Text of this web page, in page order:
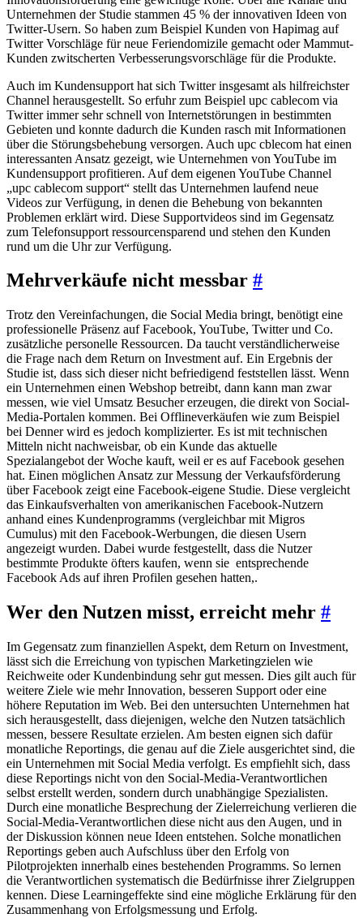
Unternehmen der Studie stammen 45 % der innovativen Ideen von
Twitter-Usern. So haben zum Beispiel Kunden von Hapimag auf
Twitter Vorschläge für neue Feriendomizile gemacht oder Mammut-
Kunden zwitscherten Verbesserungsvorschläge für die Produkte.
Auch im Kundensupport hat sich Twitter insgesamt als hilfreichster
Channel herausgestellt. So erfuhr zum Beispiel upc cablecom via
Twitter immer sehr schnell von Internetstörungen in bestimmten
Gebieten und konnte dadurch die Kunden rasch mit Informationen
über die Störungsbehebung versorgen. Auch upc cblecom hat einen
interessanten Ansatz gezeigt, wie Unternehmen von YouTube im
Kundensupport profitieren. Auf dem eigenen YouTube Channel
„upc cablecom support“ stellt das Unternehmen laufend neue
Videos zur Verfügung, in denen die Behebung von bekannten
Problemen erklärt wird. Diese Supportvideos sind im Gegensatz
zum Telefonsupport ressourcensparend und stehen den Kunden
rund um die Uhr zur Verfügung.
Mehrverkäufe nicht messbar #
Trotz den Vereinfachungen, die Social Media bringt, benötigt eine
professionelle Präsenz auf Facebook, YouTube, Twitter und Co.
zusätzliche personelle Ressourcen. Da taucht verständlicherweise
die Frage nach dem Return on Investment auf. Ein Ergebnis der
Studie ist, dass sich dieser nicht befriedigend feststellen lässt. Wenn
ein Unternehmen einen Webshop betreibt, dann kann man zwar
messen, wie viel Umsatz Besucher erzeugen, die direkt von Social-
Media-Portalen kommen. Bei Offlineverkäufen wie zum Beispiel
bei Denner wird es jedoch komplizierter. Es ist mit technischen
Mitteln nicht nachweisbar, ob ein Kunde das aktuelle
Spezialangebot der Woche kauft, weil er es auf Facebook gesehen
hat. Einen möglichen Ansatz zur Messung der Verkaufsförderung
über Facebook zeigt eine Facebook-eigene Studie. Diese vergleicht
das Einkaufsverhalten von amerikanischen Facebook-Nutzern
anhand eines Kundenprogramms (vergleichbar mit Migros
Cumulus) mit den Facebook-Werbungen, die diesen Usern
angezeigt wurden. Dabei wurde festgestellt, dass die Nutzer
bestimmte Produkte öfters kaufen, wenn sie entsprechende
Facebook Ads auf ihren Profilen gesehen hatten,.
Wer den Nutzen misst, erreicht mehr #
Im Gegensatz zum finanziellen Aspekt, dem Return on Investment,
lässt sich die Erreichung von typischen Marketingzielen wie
Reichweite oder Kundenbindung sehr gut messen. Dies gilt auch für
weitere Ziele wie mehr Innovation, besseren Support oder eine
höhere Reputation im Web. Bei den untersuchten Unternehmen hat
sich herausgestellt, dass diejenigen, welche den Nutzen tatsächlich
messen, bessere Resultate erzielen. Am besten eignen sich dafür
monatliche Reportings, die genau auf die Ziele ausgerichtet sind, die
ein Unternehmen mit Social Media verfolgt. Es empfiehlt sich, dass
diese Reportings nicht von den Social-Media-Verantwortlichen
selbst erstellt werden, sondern durch unabhängige Spezialisten.
Durch eine monatliche Besprechung der Zielerreichung verlieren die
Social-Media-Verantwortlichen diese nicht aus den Augen, und in
der Diskussion können neue Ideen entstehen. Solche monatlichen
Reportings geben auch Aufschluss über den Erfolg von
Pilotprojekten innerhalb eines bestehenden Programms. So lernen
die Verantwortlichen systematisch die Bedürfnisse ihrer Zielgruppen
kennen. Diese Learningeffekte sind eine mögliche Erklärung für den
Zusammenhang von Erfolgsmessung und Erfolg.